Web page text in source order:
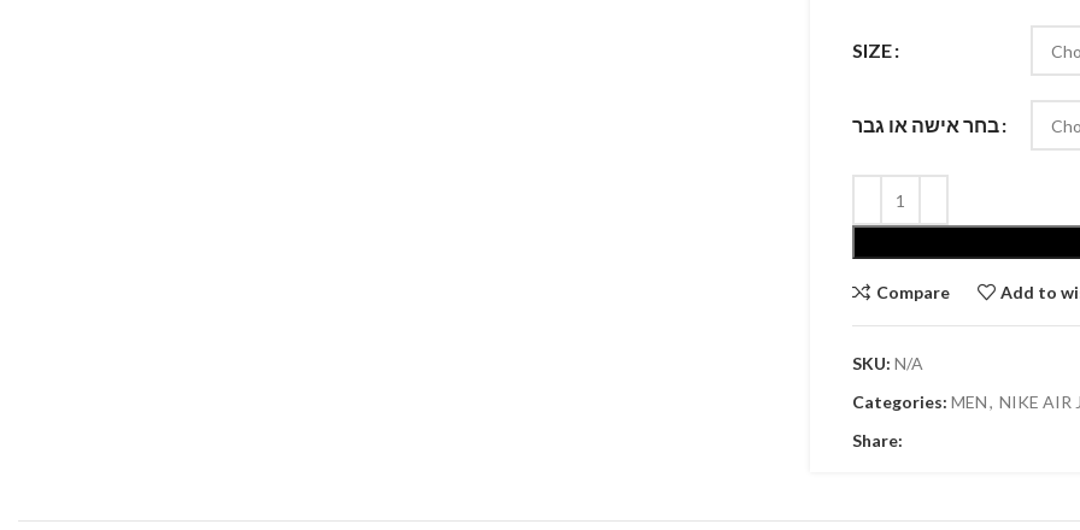
SIZE
בחר אישה או גבר
Compare Add to
SKU: N/A
Categories: MEN, NIKE AIR
Share: